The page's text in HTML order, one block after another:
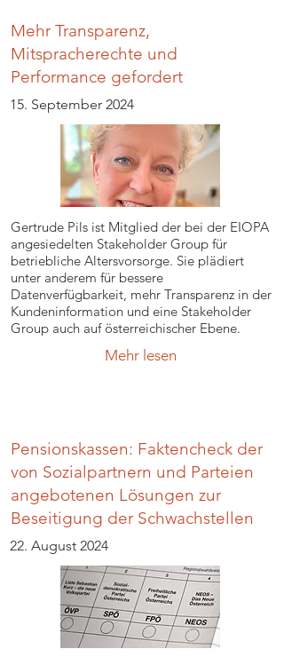
Mehr Transparenz,
Mitspracherechte und
Performance gefordert
15. September 2024
Gertrude Pils ist Mitglied der bei der EIOPA
angesiedelten Stakeholder Group für
betriebliche Altersvorsorge. Sie plädiert
unter anderem für bessere
Datenverfügbarkeit, mehr Transparenz in der
Kundeninformation und eine Stakeholder
Group auch auf österreichischer Ebene.
Mehr lesen
Pensionskassen: Faktencheck der
von Sozialpartnern und Parteien
angebotenen Lösungen zur
Beseitigung der Schwachstellen
22. August 2024